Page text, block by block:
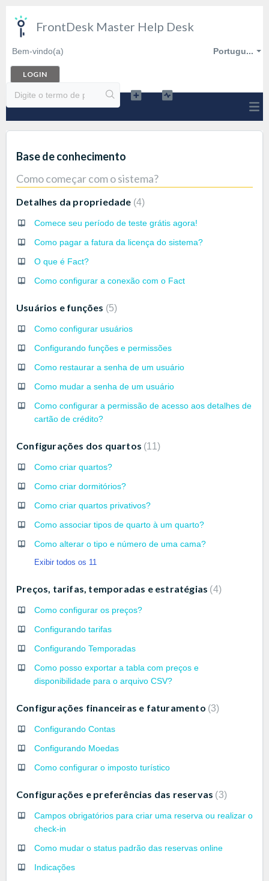
FrontDesk Master Help Desk
Portugu...
Bem-vindo(a)
LOGIN
Base de conhecimento
Como começar com o sistema?
Detalhes da propriedade 4
Comece seu período de teste grátis agora!
Como pagar a fatura da licença do sistema?
O que é Fact?
Como configurar a conexão com o Fact
Usuários e funções 5
Como configurar usuários
Configurando funções e permissões
Como restaurar a senha de um usuário
Como mudar a senha de um usuário
Como configurar a permissão de acesso aos detalhes de
cartão de crédito?
Configurações dos quartos 11
Como criar quartos?
Como criar dormitórios?
Como criar quartos privativos?
Como associar tipos de quarto à um quarto?
Como alterar o tipo e número de uma cama?
Exibir todos os 11
Preços, tarifas, temporadas e estratégias 4
Como configurar os preços?
Configurando tarifas
Configurando Temporadas
Como posso exportar a tabla com preços e
disponibilidade para o arquivo CSV?
Configurações financeiras e faturamento 3
Configurando Contas
Configurando Moedas
Como configurar o imposto turístico
Configurações e preferências das reservas 3
Campos obrigatórios para criar uma reserva ou realizar o
check-in
Como mudar o status padrão das reservas online
Indicações